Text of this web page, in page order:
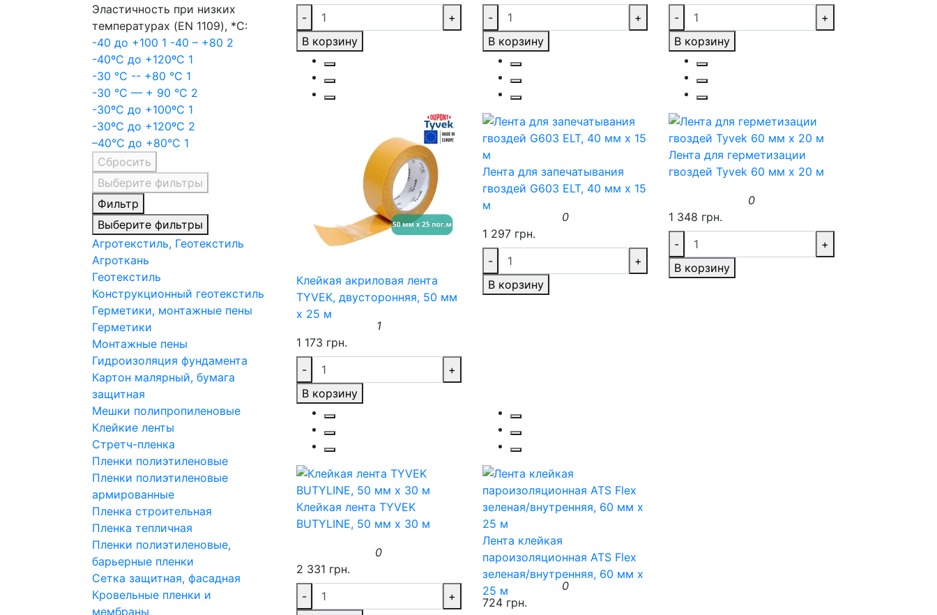
Эластичность при низких
температурах (EN 1109), *С:
-40 до +100 1 -40 – +80 2
-40ºС до +120ºС 1
-30 °C -- +80 °C 1
-30 °C — + 90 °C 2
-30ºС до +100ºС 1
-30ºС до +120ºС 2
–40°C до +80°C 1
Сбросить
Выберите фильтры
Фильтр
Выберите фильтры
Агротекстиль, Геотекстиль
Агроткань
Геотекстиль
Конструкционный геотекстиль
Герметики, монтажные пены
Герметики
Монтажные пены
Гидроизоляция фундамента
Картон малярный, бумага
защитная
Мешки полипропиленовые
Клейкие ленты
Стретч-пленка
Пленки полиэтиленовые
Пленки полиэтиленовые
армированные
Пленка строительная
Пленка тепличная
Пленки полиэтиленовые,
барьерные пленки
Сетка защитная, фасадная
Кровельные пленки и
мембраны
-
+
В корзину
-
+
В корзину
-
+
В корзину
Клейкая акриловая лента
TYVEK, двусторонняя, 50 мм
x 25 м
1
1 173 грн.
-
+
В корзину
Лента для запечатывания
гвоздей G603 ELT, 40 мм х 15
м
0
1 297 грн.
-
+
В корзину
Лента для герметизации
гвоздей Tyvek 60 мм х 20 м
0
1 348 грн.
-
+
В корзину
Клейкая лента TYVEK
BUTYLINE, 50 мм x 30 м
0
2 331 грн.
-
+
Лента клейкая
пароизоляционная ATS Flex
зеленая/внутренняя, 60 мм х
25 м
0
724 грн.